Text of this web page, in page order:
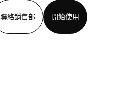
聯絡銷售部
開始使用